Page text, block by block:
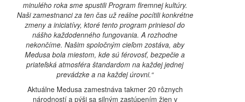
minulého roka sme spustili Program firemnej kultúry.
Naši zamestnanci za ten čas už reálne pocítili konkrétne
zmeny a iniciatívy, ktoré tento program priniesol do
nášho každodenného fungovania. A rozhodne
nekončíme. Našim spoločným cieľom zostáva, aby
Medusa bola miestom, kde sú férovosť, bezpečie a
priateľská atmosféra štandardom na každej jednej
prevádzke a na každej úrovni.“
Aktuálne Medusa zamestnáva takmer 20 rôznych
národností a pýši sa silným zastúpením žien v